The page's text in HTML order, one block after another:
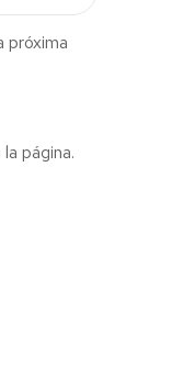
próxima
página.